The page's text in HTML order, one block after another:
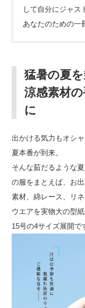
して自分にジャス
あなたのための一
猛暑の夏
涼感素材
に
出かける気力もオシ
夏本番が到来。
そんな茹だるような
の服をまとえば、お
素材、綿レース、リ
ウエアを実物大の型
15号の4サイズ展開で